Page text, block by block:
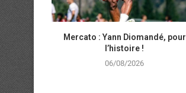
Mercato : Yann Diomandé, pour
l’histoire !
06/08/2026